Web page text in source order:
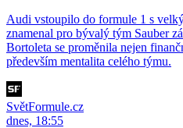
Audi vstoupilo do formule 1 s
znamenal pro bývalý tým Sauber
Bortoleta se proměnila nejen
především mentalita celého týmu.
SvětFormule.cz
dnes, 18:55